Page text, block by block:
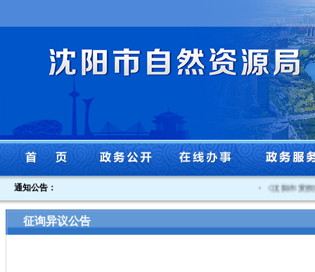
通知公告： 《沈阳市贯彻
征询异议公告